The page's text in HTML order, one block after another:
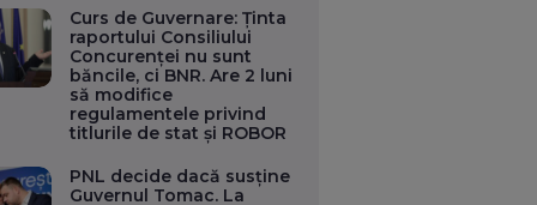
Curs de Guvernare: Ținta
raportului Consiliului
Concurenței nu sunt
băncile, ci BNR. Are 2 luni
să modifice
regulamentele privind
titlurile de stat și ROBOR
PNL decide dacă susține
Guvernul Tomac. La